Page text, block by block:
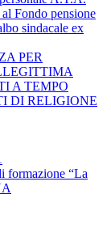
Fondo pensione
sindacale ex
PER
A TEMPO
DI RELIGIONE
formazione “La